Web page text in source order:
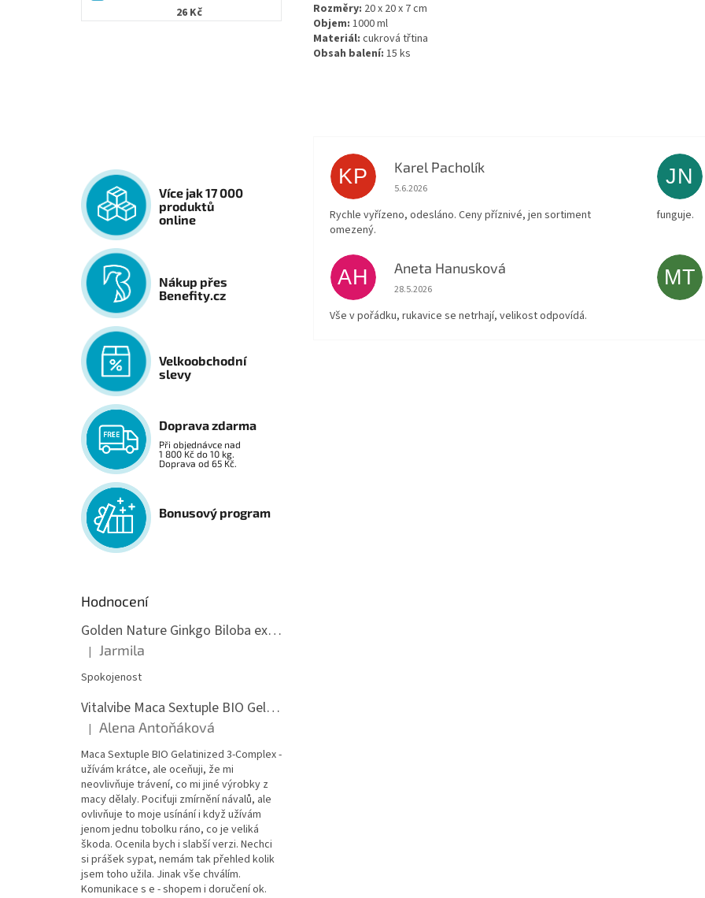
26 Kč
Více jak 17 000
produktů
online
Nákup přes
Benefity.cz
Velkoobchodní
slevy
Doprava zdarma
Při objednávce nad
1 800 Kč do 10 kg.
Doprava od 65 Kč.
Bonusový program
Hodnocení
Golden Nature Ginkgo Biloba extrakt 50:1 60mg, 100 kapslí
Hodnocení produktu je 5 z 5 hvězdiček.
| Jarmila
Spokojenost
Vitalvibe Maca Sextuple BIO Gelatinized 3-Complex, 60 kapslí
Hodnocení produktu je 5 z 5 hvězdiček.
| Alena Antoňáková
Maca Sextuple BIO Gelatinized 3-Complex -
užívám krátce, ale oceňuji, že mi
neovlivňuje trávení, co mi jiné výrobky z
macy dělaly. Pociťuji zmírnění návalů, ale
ovlivňuje to moje usínání i když užívám
jenom jednu tobolku ráno, co je veliká
škoda. Ocenila bych i slabší verzi. Nechci
si prášek sypat, nemám tak přehled kolik
jsem toho užila. Jinak vše chválím.
Komunikace s e - shopem i doručení ok.
Rozměry: 20 x 20 x 7 cm
Objem: 1000 ml
Materiál: cukrová třtina
Obsah balení: 15 ks
KP Karel Pacholík
Hodnocení obchodu je 4 z 5 hvězdiček.
5.6.2026
Rychle vyřízeno, odesláno. Ceny příznivé, jen sortiment
omezený.
JN
funguje.
AH Aneta Hanusková
Hodnocení obchodu je 5 z 5 hvězdiček.
28.5.2026
Vše v pořádku, rukavice se netrhají, velikost odpovídá.
MT